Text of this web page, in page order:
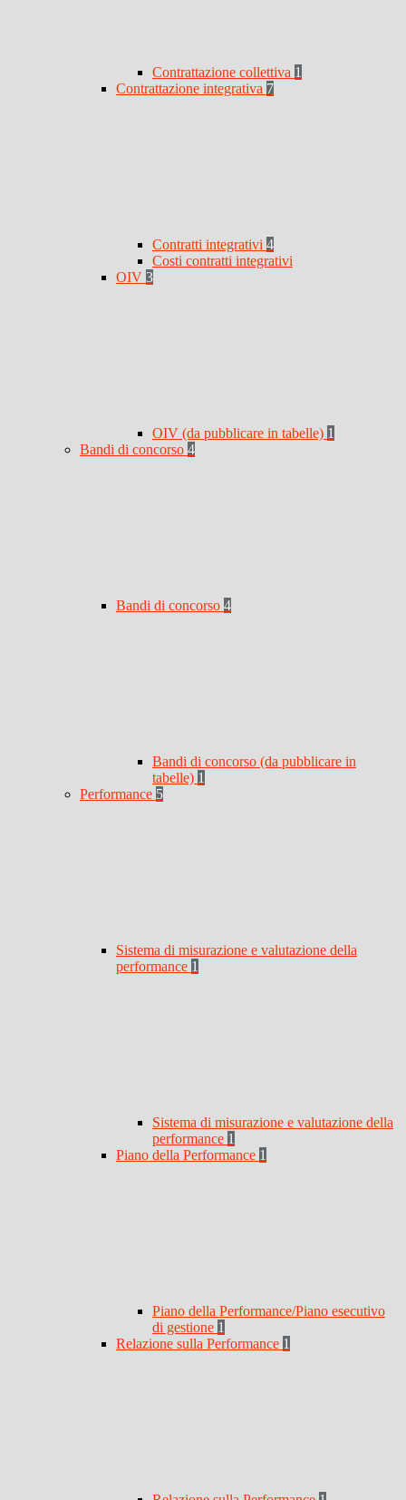
Contrattazione collettiva 1
Contrattazione integrativa 7
Contratti integrativi 4
Costi contratti integrativi
OIV 3
OIV (da pubblicare in tabelle) 1
Bandi di concorso 4
Bandi di concorso 4
Bandi di concorso (da pubblicare in
tabelle) 1
Performance 5
Sistema di misurazione e valutazione della
performance 1
Sistema di misurazione e valutazione della
performance 1
Piano della Performance 1
Piano della Performance/Piano esecutivo
di gestione 1
Relazione sulla Performance 1